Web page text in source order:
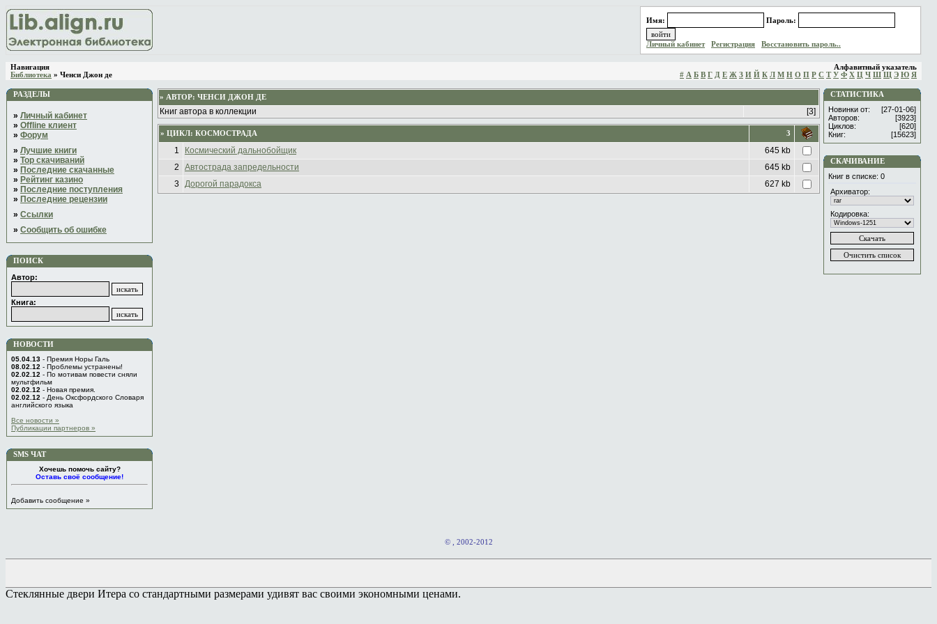
Имя: Пароль:
Личный кабинет Регистрация Восстановить пароль..
Навигация
Библиотека » Ченси Джон де
Алфавитный указатель
# А Б В Г Д Е Ж З И Й К Л М Н О П Р С Т У Ф Х Ц Ч Ш Щ Э Ю Я
РАЗДЕЛЫ
» Личный кабинет
» Offline клиент
» Форум
» Лучшие книги
» Top скачиваний
» Последние скачанные
» Рейтинг казино
» Последние поступления
» Последние рецензии
» Ссылки
» Сообщить об ошибке
ПОИСК
Автор:
Книга:
НОВОСТИ
05.04.13 - Премия Норы Галь
08.02.12 - Проблемы устранены!
02.02.12 - По мотивам повести сняли
мультфильм
02.02.12 - Новая премия.
02.02.12 - День Оксфордского Словаря
английского языка
Все новости »
Публикации партнеров »
SMS ЧАТ
Хочешь помочь сайту?
Оставь своё сообщение!
Добавить сообщение »
» АВТОР: ЧЕНСИ ДЖОН ДЕ
Книг автора в коллекции [3]
» ЦИКЛ: КОСМОСТРАДА 3
1 Космический дальнобойщик
645 kb
2
Автострада запредельности
645 kb
3
Дорогой парадокса 627 kb
СТАТИСТИКА
Новинки от:
[27-01-06]
Авторов:
[3923]
Циклов:
[620]
Книг:
[15623]
СКАЧИВАНИЕ
Книг в списке: 0
Архиватор:
Кодировка:
© , 2002-2012
Стеклянные двери Итера со стандартными размерами удивят вас своими экономными ценами.